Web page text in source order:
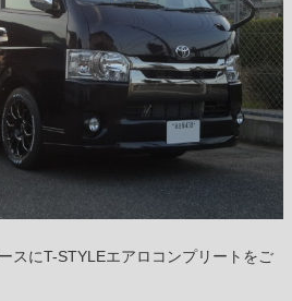
スにT-STYLEエアロコンプリートをご